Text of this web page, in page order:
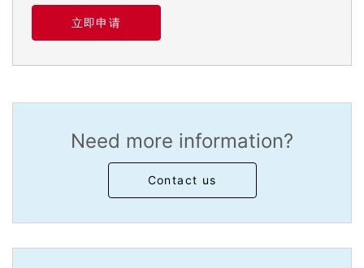
立即申请
Need more information?
Contact us